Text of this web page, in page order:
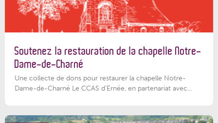
Soutenez la restauration de la chapelle Notre-
Dame-de-Charné
Une collecte de dons pour restaurer la chapelle Notre-
Dame-de-Charné Le CCAS d’Ernée, en partenariat avec...